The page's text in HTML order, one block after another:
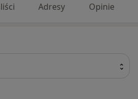
Adresy Opinie